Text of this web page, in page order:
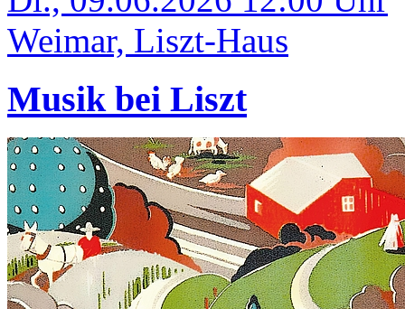
Weimar, Liszt-Haus
Musik bei Liszt